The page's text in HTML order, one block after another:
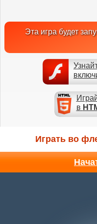
Эта игра будет
в
Играть во